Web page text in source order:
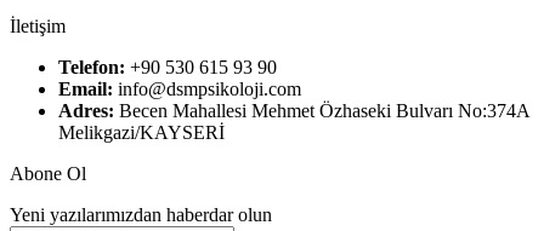
İletişim
Telefon: +90 530 615 93 90
Email: info@dsmpsikoloji.com
Adres: Becen Mahallesi Mehmet Özhaseki Bulvarı No:374A
Melikgazi/KAYSERİ
Abone Ol
Yeni yazılarımızdan haberdar olun